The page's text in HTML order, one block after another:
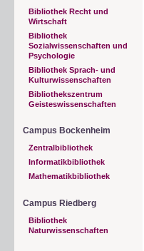
Bibliothek Recht und
Wirtschaft
Bibliothek
Sozialwissenschaften und
Psychologie
Bibliothek Sprach- und
Kulturwissenschaften
Bibliothekszentrum
Geisteswissenschaften
Campus Bockenheim
Zentralbibliothek
Informatikbibliothek
Mathematikbibliothek
Campus Riedberg
Bibliothek
Naturwissenschaften